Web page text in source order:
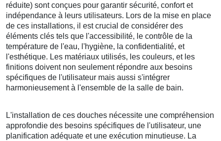
réduite) sont conçues pour garantir sécurité, confort et
indépendance à leurs utilisateurs. Lors de la mise en place
de ces installations, il est crucial de considérer des
éléments clés tels que l'accessibilité, le contrôle de la
température de l'eau, l'hygiène, la confidentialité, et
l'esthétique. Les matériaux utilisés, les couleurs, et les
finitions doivent non seulement répondre aux besoins
spécifiques de l'utilisateur mais aussi s'intégrer
harmonieusement à l'ensemble de la salle de bain.
L'installation de ces douches nécessite une compréhension
approfondie des besoins spécifiques de l'utilisateur, une
planification adéquate et une exécution minutieuse. La